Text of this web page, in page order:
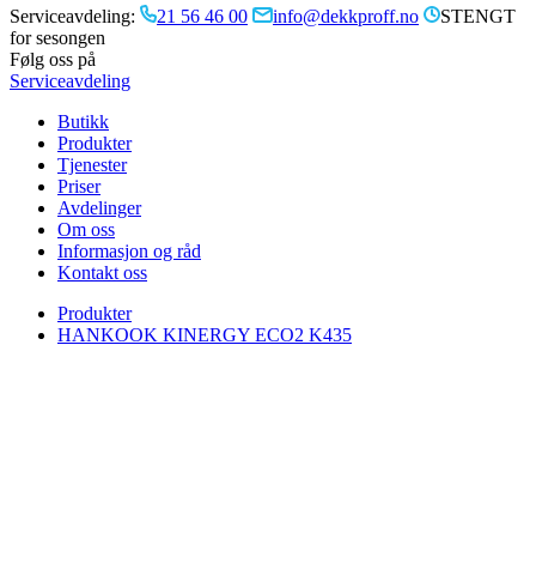
Serviceavdeling: 21 56 46 00 info@dekkproff.no
STENGT
for sesongen
Følg oss på
Serviceavdeling
Butikk
Produkter
Tjenester
Priser
Avdelinger
Om oss
Informasjon og råd
Kontakt oss
Produkter
HANKOOK KINERGY ECO2 K435